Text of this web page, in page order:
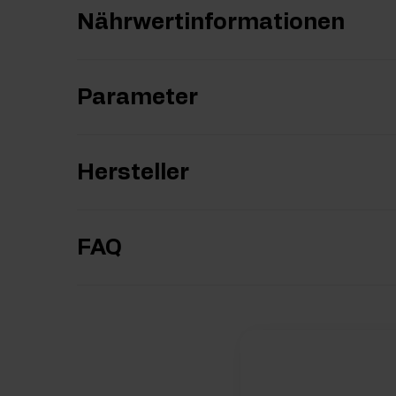
Nährwertinformationen
Parameter
Hersteller
FAQ